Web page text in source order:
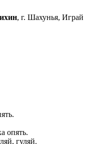
, г. Шахунья, Играй
опять.
гуляй.